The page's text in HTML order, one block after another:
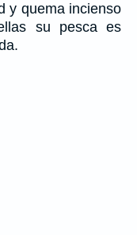
y quema incienso
su pesca es